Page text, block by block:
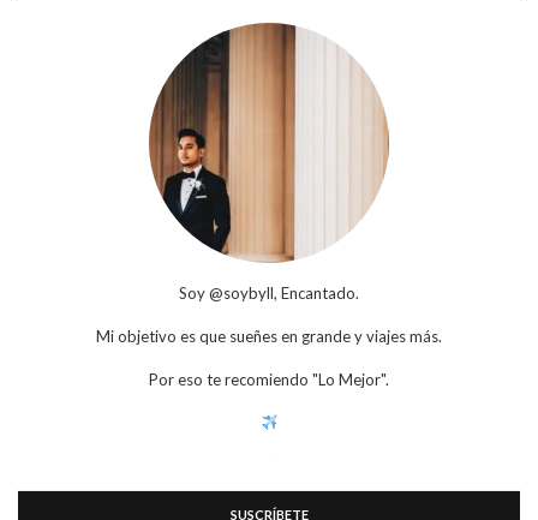
Soy @soybyll, Encantado.
Mi objetivo es que sueñes en grande y viajes más.
Por eso te recomiendo "Lo Mejor".
SUSCRÍBETE